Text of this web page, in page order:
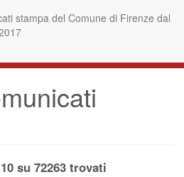
stampa del Comune di Firenze dal
su 72263 trovati